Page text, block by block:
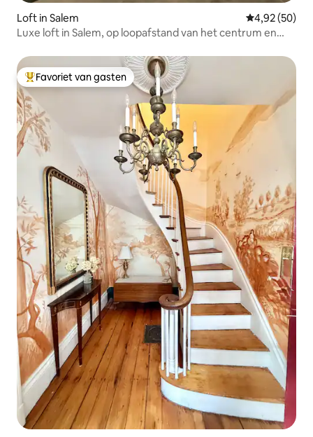
Loft in Salem Gemiddelde
4,92 (50)
Luxe loft in Salem, op loopafstand van het centrum en
Topfavoriet van gasten
Favoriet van gasten